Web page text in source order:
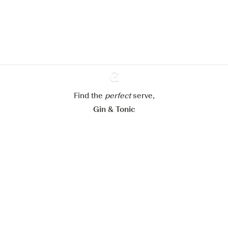
Ginventory
Find the perfectserve,
Gin & Tonic
Paramétrer mes cookies
Refuser tout Accepter tout